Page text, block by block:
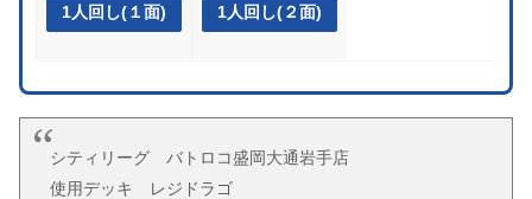
1人回し(１面) 1人回し(２面)
シティリーグ バトロコ盛岡大通岩手店
使用デッキ レジドラゴ